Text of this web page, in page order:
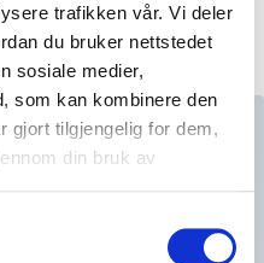
trafikken vår. Vi deler
du bruker nettstedet
sosiale medier,
som kan kombinere den
gjort tilgjengelig for dem,
din bruk av
Medicus?